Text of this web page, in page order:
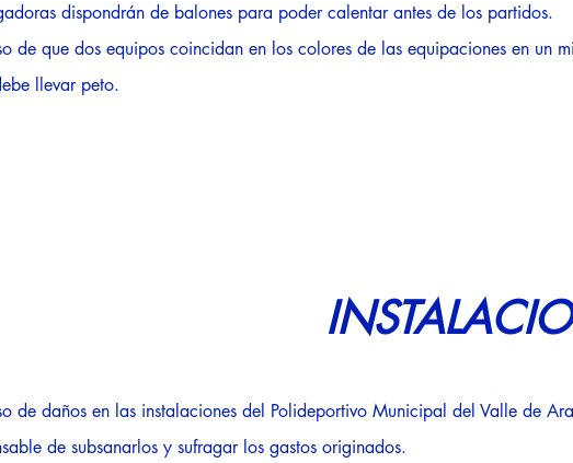
dispondrán de balones para poder calentar antes de los partidos.
de que dos equipos coincidan en los colores de las equipaciones en un
llevar peto.
de daños en las instalaciones del Polideportivo Municipal del Valle de
de subsanarlos y sufragar los gastos originados.